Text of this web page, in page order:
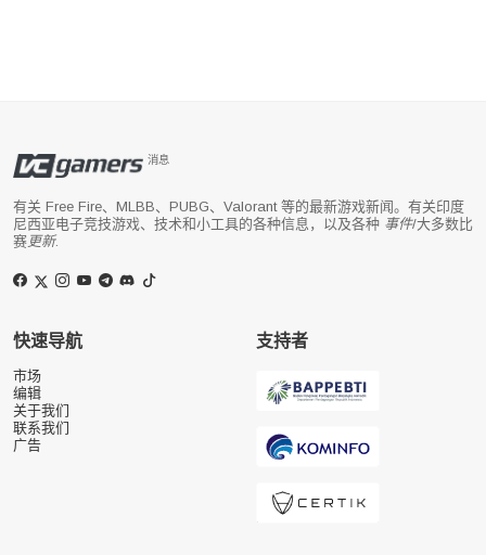
消息
有关 Free Fire、MLBB、PUBG、Valorant 等的最新游戏新闻。有关印度
尼西亚电子竞技游戏、技术和小工具的各种信息，以及各种 事件/大多数比
赛更新.
快速导航
市场
编辑
关于我们
联系我们
广告
支持者